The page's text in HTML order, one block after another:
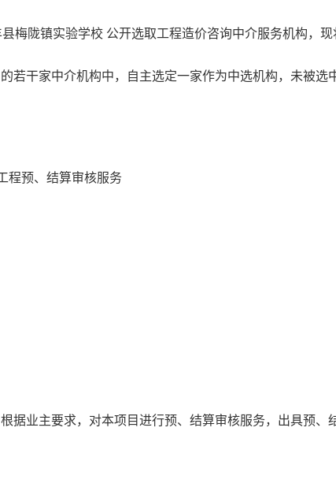
梅陇镇实验学校 公开选取工程造价咨询中介服务机构，现
若干家中介机构中，自主选定一家作为中选机构，未被选
程预、结算审核服务
据业主要求，对本项目进行预、结算审核服务，出具预、